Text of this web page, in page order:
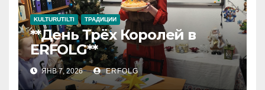
KULTURUTILTI ТРАДИЦИИ
**День Трёх Королей в
ERFOLG**
ЯНВ 7, 2026 ERFOLG